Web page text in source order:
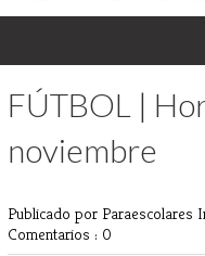
FÚTBOL |
noviembre
Publicado por Paraescolares
Comentarios : 0